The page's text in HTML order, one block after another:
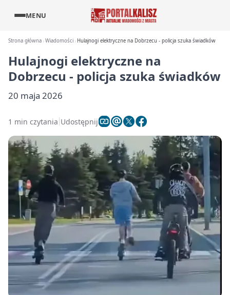
MENU
Strona główna Wiadomości Hulajnogi elektryczne na Dobrzecu - policja szuka świadków
Hulajnogi elektryczne na
Dobrzecu - policja szuka świadków
20 maja 2026
1 min czytania Udostępnij